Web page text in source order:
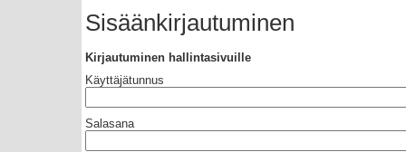
Sisäänkirjautuminen
Kirjautuminen hallintasivuille
Käyttäjätunnus
Salasana